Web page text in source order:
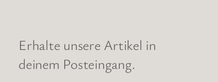
Erhalte unsere Artikel in
deinem Posteingang.